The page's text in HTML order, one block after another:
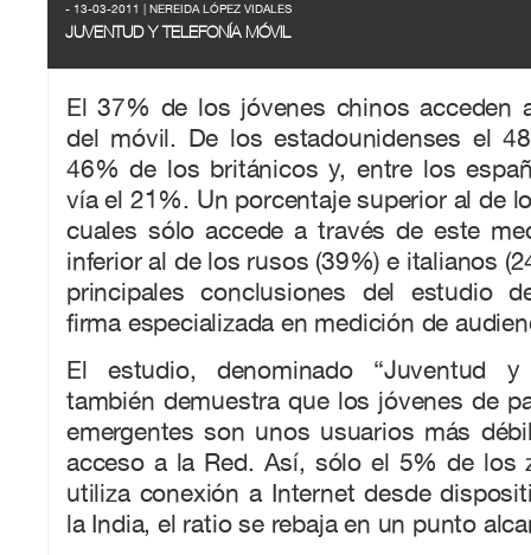
- 13-03-2011 | NEREIDA LÓPEZ VIDALES
JUVENTUD Y TELEFONÍA MÓVIL
El 37% de los jóvenes chinos acceden
del móvil. De los estadounidenses el
46% de los británicos y, entre los
vía el 21%. Un porcentaje superior al de
cuales sólo accede a través de este
inferior al de los rusos (39%) e italianos
principales conclusiones del estudio
firma especializada en medición de
El estudio, denominado “Juventud y
también demuestra que los jóvenes de
emergentes son unos usuarios más
acceso a la Red. Así, sólo el 5% de los
utiliza conexión a Internet desde
la India, el ratio se rebaja en un punto